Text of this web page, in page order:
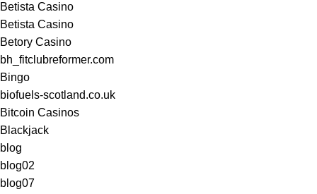
Betista Casino
Betista Casino
Betory Casino
bh_fitclubreformer.com
Bingo
biofuels-scotland.co.uk
Bitcoin Casinos
Blackjack
blog
blog02
blog07